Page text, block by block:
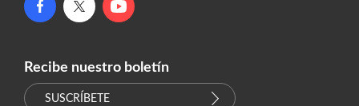
Recibe nuestro boletín
SUSCRÍBETE